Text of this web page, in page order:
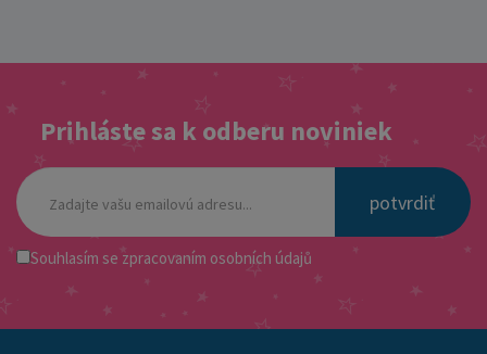
Prihláste sa k odberu noviniek
potvrdiť
Souhlasím se zpracovaním osobních údajů